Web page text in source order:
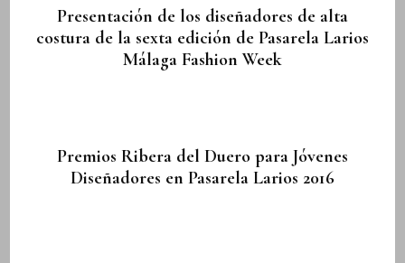
Presentación de los diseñadores de alta
costura de la sexta edición de Pasarela Larios
Málaga Fashion Week
Premios Ribera del Duero para Jóvenes
Diseñadores en Pasarela Larios 2016